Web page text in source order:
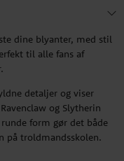
dine blyanter, med stil
til alle fans af
detaljer og viser
og Slytherin
form gør det både
på troldmandsskolen.